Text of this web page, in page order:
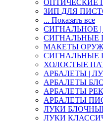
ОПТИЧЕСКИЕ
ЗИП ДЛЯ
... Показать все
СИГНАЛЬНОЕ
СИГНАЛЬНЫЕ
МАКЕТЫ
СИГНАЛЬНЫЕ
ХОЛОСТЫЕ
АРБАЛЕТЫ |
АРБАЛЕТЫ
АРБАЛЕТЫ
АРБАЛЕТЫ
ЛУКИ
ЛУКИ